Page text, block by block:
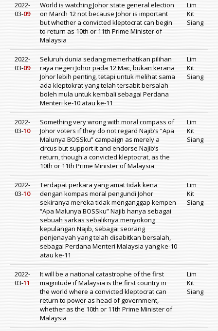
2022-
03-09
World is watching Johor state general election
on March 12 not because Johor is important
but whether a convicted kleptocrat can begin
to return as 10th or 11th Prime Minister of
Malaysia
Lim
Kit
Siang
2022-
03-09
Seluruh dunia sedang memerhatikan pilihan
raya negeri Johor pada 12 Mac, bukan kerana
Johor lebih penting, tetapi untuk melihat sama
ada kleptokrat yang telah tersabit bersalah
boleh mula untuk kembali sebagai Perdana
Menteri ke-10 atau ke-11
Lim
Kit
Siang
2022-
03-10
Something very wrong with moral compass of
Johor voters if they do not regard Najib’s “Apa
Malunya BOSSku” campaign as merely a
circus but support it and endorse Najib’s
return, though a convicted kleptocrat, as the
10th or 11th Prime Minister of Malaysia
Lim
Kit
Siang
2022-
03-10
Terdapat perkara yang amat tidak kena
dengan kompas moral pengundi Johor
sekiranya mereka tidak menganggap kempen
“Apa Malunya BOSSku” Najib hanya sebagai
sebuah sarkas sebaliknya menyokong
kepulangan Najib, sebagai seorang
penjenayah yang telah disabitkan bersalah,
sebagai Perdana Menteri Malaysia yang ke-10
atau ke-11
Lim
Kit
Siang
2022-
03-11
It will be a national catastrophe of the first
magnitude if Malaysia is the first country in
the world where a convicted kleptocrat can
return to power as head of government,
whether as the 10th or 11th Prime Minister of
Malaysia
Lim
Kit
Siang